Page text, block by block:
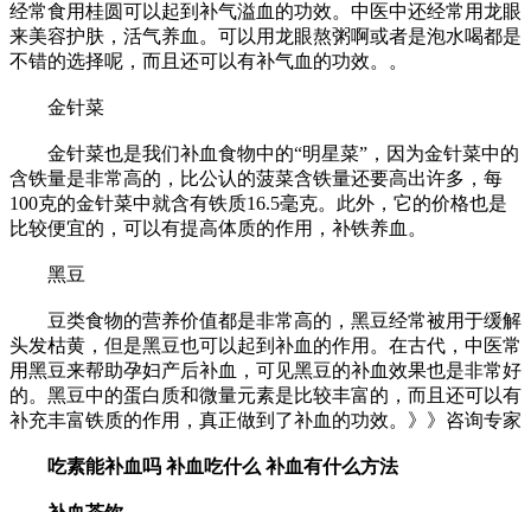
经常食用桂圆可以起到补气溢血的功效。中医中还经常用龙眼
来美容护肤，活气养血。可以用龙眼熬粥啊或者是泡水喝都是
不错的选择呢，而且还可以有补气血的功效。。
金针菜
金针菜也是我们补血食物中的“明星菜”，因为金针菜中的
含铁量是非常高的，比公认的菠菜含铁量还要高出许多，每
100克的金针菜中就含有铁质16.5毫克。此外，它的价格也是
比较便宜的，可以有提高体质的作用，补铁养血。
黑豆
豆类食物的营养价值都是非常高的，黑豆经常被用于缓解
头发枯黄，但是黑豆也可以起到补血的作用。在古代，中医常
用黑豆来帮助孕妇产后补血，可见黑豆的补血效果也是非常好
的。黑豆中的蛋白质和微量元素是比较丰富的，而且还可以有
补充丰富铁质的作用，真正做到了补血的功效。》》咨询专家
吃素能补血吗 补血吃什么 补血有什么方法